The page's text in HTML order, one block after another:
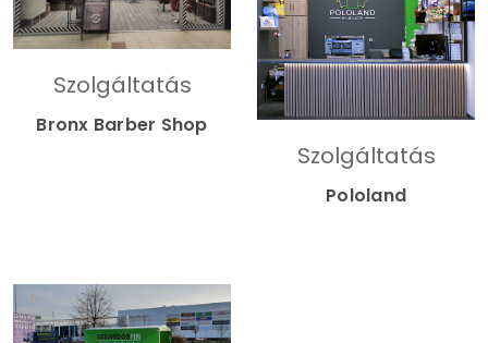
Szolgáltatás
Bronx Barber Shop
Szolgáltatás
Pololand